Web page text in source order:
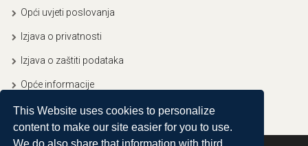
This Website uses cookies to personalize
content to make our site easier for you to use.
We do also share that information with third
Opći uvjeti poslovanja
Izjava o privatnosti
Izjava o zaštiti podataka
Opće informacije